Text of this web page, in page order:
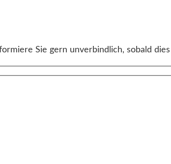
Sie gern unverbindlich, sobald